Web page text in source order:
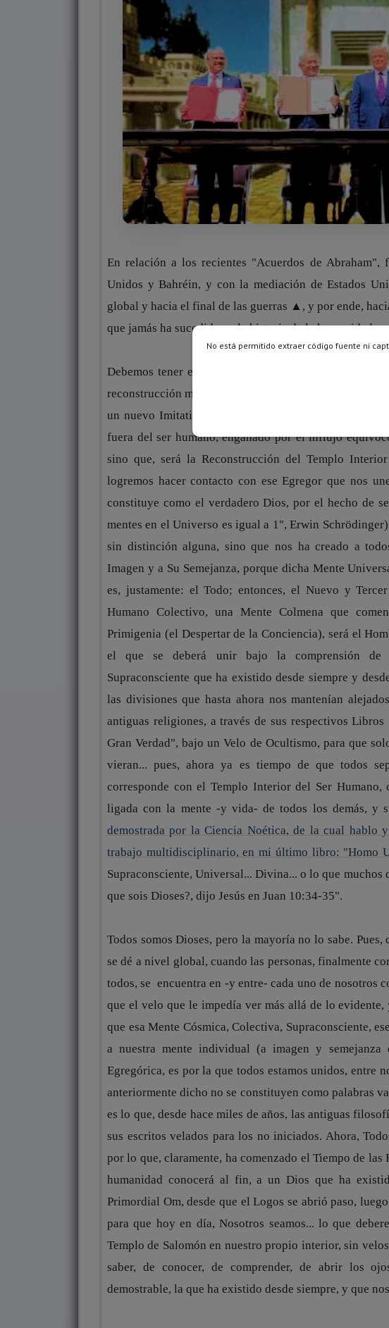
En relación a los recientes "Acuerdos de Abraham",
Unidos y Bahréin, y con la mediación de Estados
global y hacia el final de las guerras ▲, y por ende,
que jamás ha sucedido en la historia de la humanidad.
Debemos tener en cuenta, que la reconstrucción del
reconstrucción material, externa y a la vista de todos,
un nuevo Imitatio Christi (esa infructuosa búsqueda
fuera del ser humano, engañado por el influjo
sino que, será la Reconstrucción del Templo
logremos hacer contacto con ese Egregor que nos
constituye como el verdadero Dios, por el hecho de
mentes en el Universo es igual a 1", Erwin
sin distinción alguna, sino que nos ha creado a
Imagen y a Su Semejanza, porque dicha Mente
es, justamente: el Todo; entonces, el Nuevo y
Humano Colectivo, una Mente Colmena que
Primigenia (el Despertar de la Conciencia), será el
el que se deberá unir bajo la comprensión de
Supraconsciente que ha existido desde siempre y
las divisiones que hasta ahora nos mantenían
antiguas religiones, a través de sus respectivos
Gran Verdad", bajo un Velo de Ocultismo, para que
vieran... pues, ahora ya es tiempo de que todos
corresponde con el Templo Interior del Ser Humano,
ligada con la mente -y vida- de todos los demás, y
demostrada por la Ciencia Noética, de la cual hablo
trabajo multidisciplinario, en mi último libro: "Homo
Supraconsciente, Universal... Divina... o lo que muchos
que sois Dioses?, dijo Jesús en Juan 10:34-35".
Todos somos Dioses, pero la mayoría no lo sabe.
se dé a nivel global, cuando las personas, finalmente
todos, se encuentra en -y entre- cada uno de nosotros
que el velo que le impedía ver más allá de lo evidente,
que esa Mente Cósmica, Colectiva, Supraconsciente,
a nuestra mente individual (a imagen y
Egregórica, es por la que todos estamos unidos, entre
anteriormente dicho no se constituyen como palabras
es lo que, desde hace miles de años, las antiguas
sus escritos velados para los no iniciados. Ahora,
por lo que, claramente, ha comenzado el Tiempo de
humanidad conocerá al fin, a un Dios que ha
Primordial Om, desde que el Logos se abrió paso,
para que hoy en día, Nosotros seamos... lo que
Templo de Salomón en nuestro propio interior, sin
saber, de conocer, de comprender, de abrir los
demostrable, la que ha existido desde siempre, y que
No está permitido extraer código fuente ni